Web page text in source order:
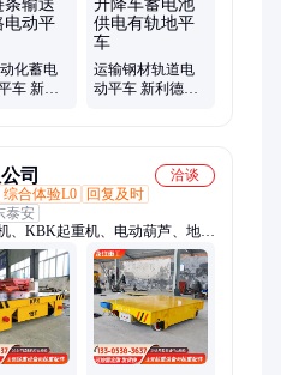
化蓄电
车 新利
运输钢材轨道电
动平车 新利德定
司
洽谈
综合体验L0
回复及时
泰安
、KBK起重机、电动葫芦、地平
龙门吊